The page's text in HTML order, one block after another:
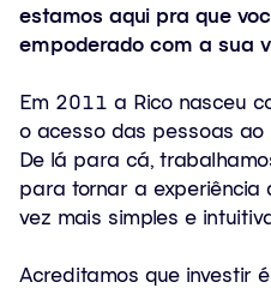
estamos aqui pra que
empoderado com a sua
Em 2011 a Rico nasceu
o acesso das pessoas ao
De lá para cá,
para tornar a experiência
vez mais simples e
Acreditamos que investir